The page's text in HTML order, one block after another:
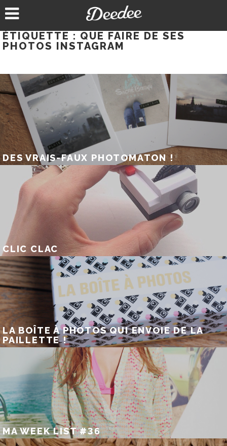
au
ÉTIQUETTE : QUE FAIRE DE SES
PHOTOS INSTAGRAM
DES VRAIS-FAUX PHOTOMATON !
CLIC CLAC
LA BOÎTE À PHOTOS QUI ENVOIE DE LA
PAILLETTE !
MA WEEK LIST #36